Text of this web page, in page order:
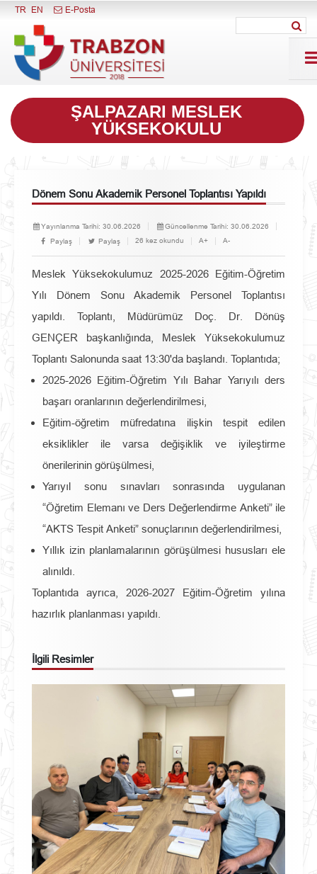
Menüyü Kapat
TR EN E-Posta
ŞALPAZARI MESLEK
YÜKSEKOKULU
Dönem Sonu Akademik Personel Toplantısı Yapıldı
Yayınlanma Tarihi: 30.06.2026 Güncellenme Tarihi: 30.06.2026
Paylaş
Paylaş 26 kez okundu A+ A-
Meslek Yüksekokulumuz 2025-2026 Eğitim-Öğretim
Yılı Dönem Sonu Akademik Personel Toplantısı
yapıldı. Toplantı, Müdürümüz Doç. Dr. Dönüş
GENÇER başkanlığında, Meslek Yüksekokulumuz
Toplantı Salonunda saat 13:30'da başlandı. Toplantıda;
2025-2026 Eğitim-Öğretim Yılı Bahar Yarıyılı ders
başarı oranlarının değerlendirilmesi,
Eğitim-öğretim müfredatına ilişkin tespit edilen
eksiklikler ile varsa değişiklik ve iyileştirme
önerilerinin görüşülmesi,
Yarıyıl sonu sınavları sonrasında uygulanan
“Öğretim Elemanı ve Ders Değerlendirme Anketi” ile
“AKTS Tespit Anketi” sonuçlarının değerlendirilmesi,
Yıllık izin planlamalarının görüşülmesi hususları ele
alınıldı.
Toplantıda ayrıca, 2026-2027 Eğitim-Öğretim yılına
hazırlık planlanması yapıldı.
İlgili Resimler